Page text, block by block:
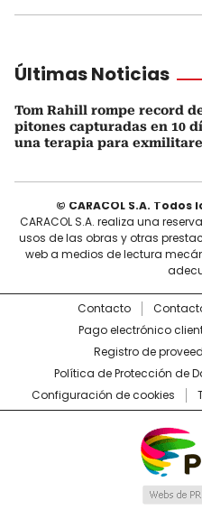
Últimas Noticias
Tom Rahill rompe record
pitones capturadas en 10
una terapia para
© CARACOL S.A.
CARACOL S.A. realiza una
usos de las obras y otras
web a medios de lectura
Contacto
Pago electrónico
Registro de
Política de Protección de
Configuración de cookies